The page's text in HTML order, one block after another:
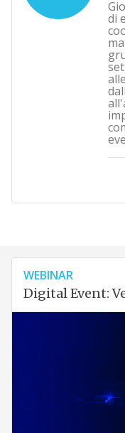
di
WEBINAR
Digital Event: